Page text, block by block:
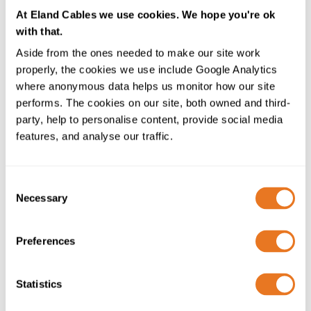
At Eland Cables we use cookies. We hope you're ok
with that.
Aside from the ones needed to make our site work
properly, the cookies we use include Google Analytics
where anonymous data helps us monitor how our site
performs. The cookies on our site, both owned and third-
party, help to personalise content, provide social media
features, and analyse our traffic.
Selection
Necessary
Preferences
Statistics
especificación del cable solar
rendimiento y la vida útil del sistema. Una selección